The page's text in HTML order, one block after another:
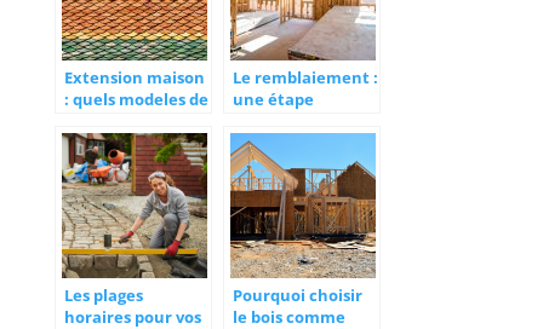
Extension maison
: quels modeles de
Le remblaiement :
une étape
construction
incontournable
Les plages
horaires pour vos
Pourquoi choisir
le bois comme